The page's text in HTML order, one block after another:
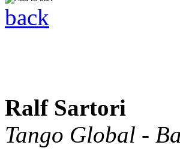
back
Ralf Sartori
Tango Global -